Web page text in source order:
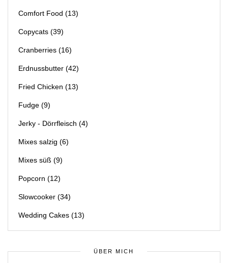
Comfort Food (13)
Copycats (39)
Cranberries (16)
Erdnussbutter (42)
Fried Chicken (13)
Fudge (9)
Jerky - Dörrfleisch (4)
Mixes salzig (6)
Mixes süß (9)
Popcorn (12)
Slowcooker (34)
Wedding Cakes (13)
ÜBER MICH